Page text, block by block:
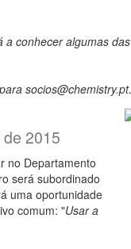
a conhecer algumas das
socios@chemistry.pt.
2015
no Departamento
será subordinado
uma oportunidade
comum: "Usar a